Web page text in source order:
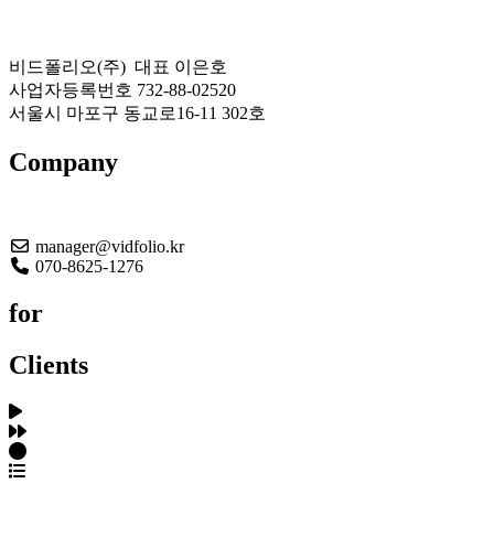
비드폴리오(주) 대표 이은호
사업자등록번호 732-88-02520
서울시 마포구 동교로16-11 302호
Company
manager@vidfolio.kr
070-8625-1276
for
Clients